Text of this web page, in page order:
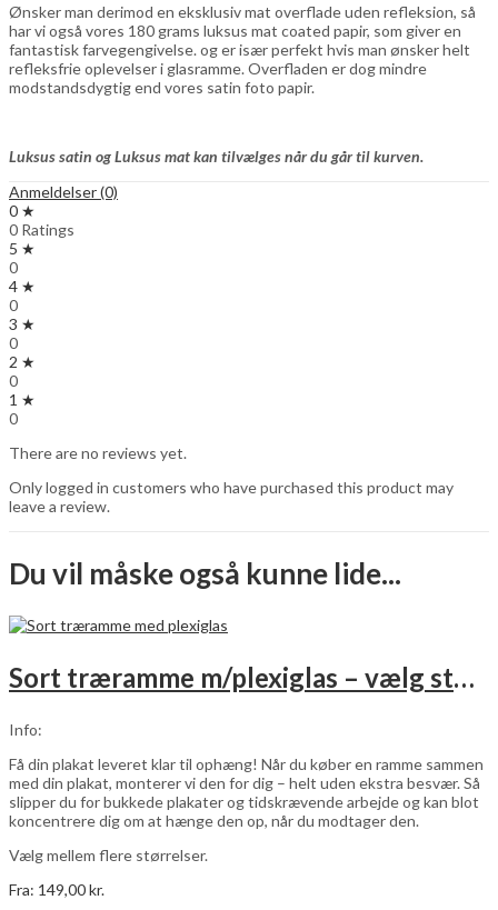
Ønsker man derimod en eksklusiv mat overflade uden refleksion, så
har vi også vores 180 grams luksus mat coated papir, som giver en
fantastisk farvegengivelse. og er især perfekt hvis man ønsker helt
refleksfrie oplevelser i glasramme. Overfladen er dog mindre
modstandsdygtig end vores satin foto papir.
Luksus satin og Luksus mat kan tilvælges når du går til kurven.
Anmeldelser (0)
0 ★
0 Ratings
5 ★
0
4 ★
0
3 ★
0
2 ★
0
1 ★
0
There are no reviews yet.
Only logged in customers who have purchased this product may
leave a review.
Du vil måske også kunne lide...
Sort træramme m/plexiglas – vælg størrelse
Info:
Få din plakat leveret klar til ophæng! Når du køber en ramme sammen
med din plakat, monterer vi den for dig – helt uden ekstra besvær. Så
slipper du for bukkede plakater og tidskrævende arbejde og kan blot
koncentrere dig om at hænge den op, når du modtager den.
Vælg mellem flere størrelser.
Fra: 149,00kr.